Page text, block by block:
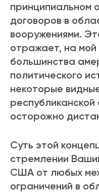
принципиальном
договоров в
вооружениями.
отражает, на мой
большинства
политического
некоторые
осторожно
Суть этой
стремлении
США от любых
ограничений в